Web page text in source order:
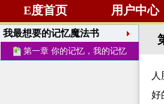
E度首页 用户中心
我最想要的记忆魔法书
第一章 你的记忆，我的记忆
好